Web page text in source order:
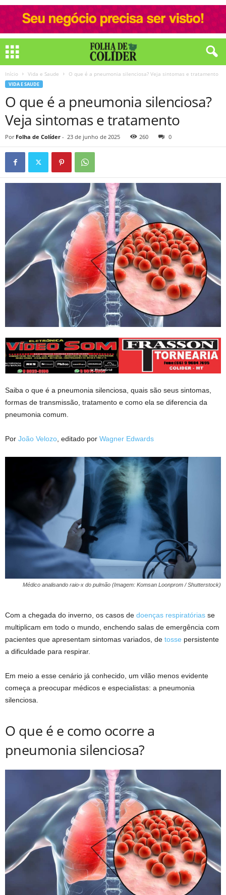
Início Vida e Saude O que é a pneumonia silenciosa? Veja sintomas e tratamento
VIDA E SAUDE
O que é a pneumonia silenciosa?
Veja sintomas e tratamento
Por Folha de Colíder - 23 de junho de 2025 260 0
Saiba o que é a pneumonia silenciosa, quais são seus sintomas,
formas de transmissão, tratamento e como ela se diferencia da
pneumonia comum.
Por João Velozo , editado por Wagner Edwards
Médico analisando raio-x do pulmão (Imagem: Komsan Loonprom / Shutterstock)
Com a chegada do inverno, os casos de doenças respiratórias se
multiplicam em todo o mundo, enchendo salas de emergência com
pacientes que apresentam sintomas variados, de tosse persistente
a dificuldade para respirar.
Em meio a esse cenário já conhecido, um vilão menos evidente
começa a preocupar médicos e especialistas: a pneumonia
silenciosa.
O que é e como ocorre a
pneumonia silenciosa?